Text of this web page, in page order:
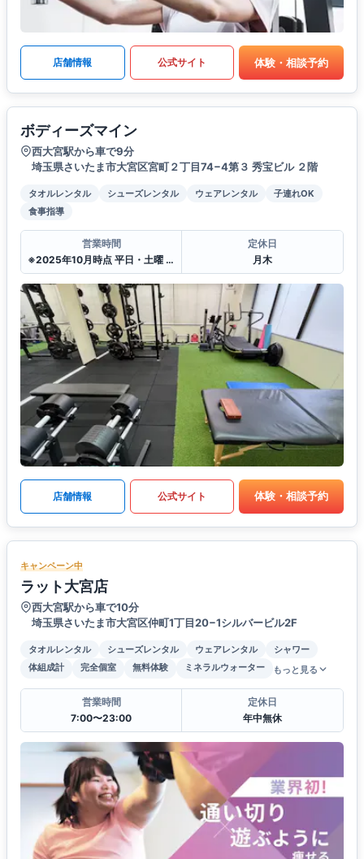
店舗情報 公式サイト 体験・相談予約
ボディーズマイン
西大宮駅から車で9分
埼玉県さいたま市大宮区宮町２丁目74−4第３ 秀宝ビル ２階
タオルレンタル シューズレンタル ウェアレンタル
子連れOK
食事指導
営業時間
※2025年10月時点 平日・土曜 10〜20:00 日曜 10〜17:00
定休日
月木
店舗情報 公式サイト 体験・相談予約
キャンペーン中
ラット大宮店
西大宮駅から車で10分
埼玉県さいたま市大宮区仲町1丁目20−1シルバービル2F
タオルレンタル シューズレンタル ウェアレンタル
シャワー
体組成計
完全個室 無料体験 ミネラルウォーター もっと見る
営業時間
7:00〜23:00
定休日
年中無休